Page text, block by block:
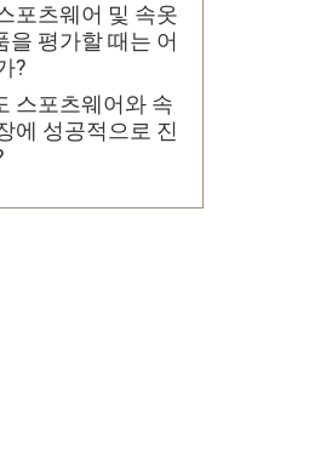
포츠웨어 및 속옷
을 평가할 때는 어
?
스포츠웨어와 속
에 성공적으로 진